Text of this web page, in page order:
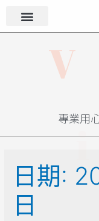
V
專業用
日期:
日